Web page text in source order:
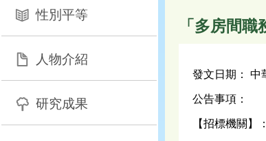
性別平等
人物介紹
研究成果
「多房間
發文日期： 中
公告事項：
【招標機關